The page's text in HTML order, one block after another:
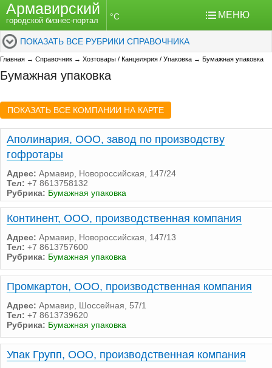
Армавирский
городской бизнес-портал °C МЕНЮ
ПОКАЗАТЬ ВСЕ РУБРИКИ СПРАВОЧНИКА
Главная → Справочник → Хозтовары / Канцелярия / Упаковка → Бумажная упаковка
Бумажная упаковка
ПОКАЗАТЬ ВСЕ КОМПАНИИ НА КАРТЕ
Аполинария, ООО, завод по производству
гофротары
Адрес: Армавир, Новороссийская, 147/24
Тел: +7 8613758132
Рубрика: Бумажная упаковка
Континент, ООО, производственная компания
Адрес: Армавир, Новороссийская, 147/13
Тел: +7 8613757600
Рубрика: Бумажная упаковка
Промкартон, ООО, производственная компания
Адрес: Армавир, Шоссейная, 57/1
Тел: +7 8613739620
Рубрика: Бумажная упаковка
Упак Групп, ООО, производственная компания